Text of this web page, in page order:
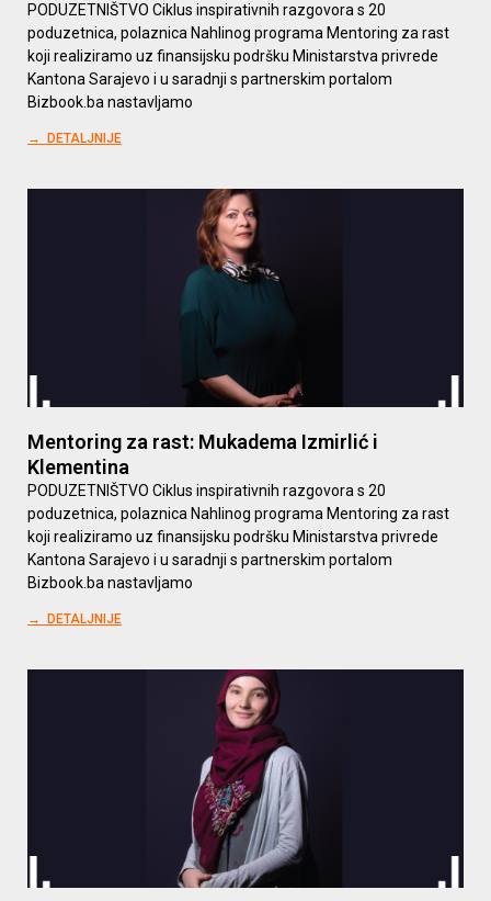
PODUZETNIŠTVO Ciklus inspirativnih razgovora s 20
poduzetnica, polaznica Nahlinog programa Mentoring za rast
koji realiziramo uz finansijsku podršku Ministarstva privrede
Kantona Sarajevo i u saradnji s partnerskim portalom
Bizbook.ba nastavljamo
→ DETALJNIJE
Mentoring za rast: Mukadema Izmirlić i
Klementina
PODUZETNIŠTVO Ciklus inspirativnih razgovora s 20
poduzetnica, polaznica Nahlinog programa Mentoring za rast
koji realiziramo uz finansijsku podršku Ministarstva privrede
Kantona Sarajevo i u saradnji s partnerskim portalom
Bizbook.ba nastavljamo
→ DETALJNIJE